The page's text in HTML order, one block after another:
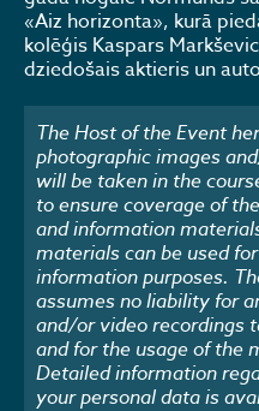
«Aiz horizonta», kurā
kolēģis Kaspars
dziedošais aktieris un
The Host of the Event
photographic images
will be taken in the
to ensure coverage of
and information
materials can be used
information purposes.
assumes no liability for
and/or video recordings
and for the usage of the
Detailed information
your personal data is